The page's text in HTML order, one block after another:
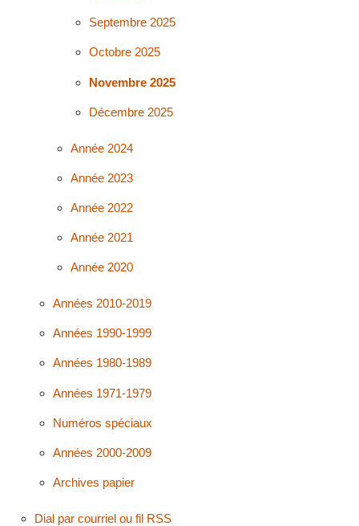
Septembre 2025
Octobre 2025
Novembre 2025
Décembre 2025
Année 2024
Année 2023
Année 2022
Année 2021
Année 2020
Années 2010-2019
Années 1990-1999
Années 1980-1989
Années 1971-1979
Numéros spéciaux
Années 2000-2009
Archives papier
Dial par courriel ou fil RSS